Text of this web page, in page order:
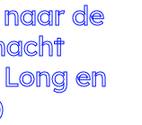
naar de
en